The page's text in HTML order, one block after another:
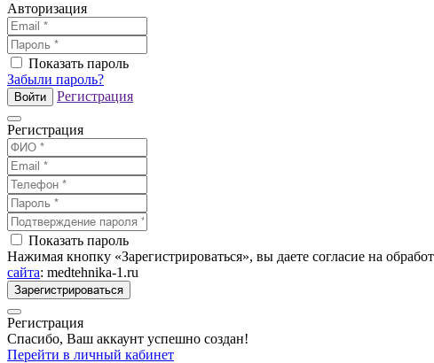
Авторизация
Показать пароль
Забыли пароль?
Войти Регистрация
Регистрация
Показать пароль
Нажимая кнопку «Зарегистрироваться», вы даете согласие на
сайта: medtehnika-1.ru
Зарегистрироваться
Регистрация
Спасибо, Ваш аккаунт успешно создан!
Перейти в личный кабинет